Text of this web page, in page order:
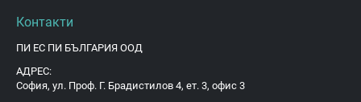
Контакти
ПИ ЕС ПИ БЪЛГАРИЯ ООД
АДРЕС:
София, ул. Проф. Г. Брадистилов 4, ет. 3, офис 3